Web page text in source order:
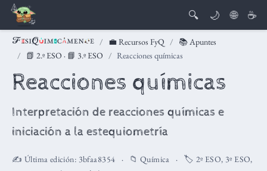
🔍 🌙 🌐 ☕
💼 Recursos FyQ
📚 Apuntes
📗 2.º ESO · 📘 3.º ESO Reacciones químicas
Reacciones químicas
Interpretación de reacciones químicas e
iniciación a la estequiometría
✍️ Última edición: 3bfaa8354 📁 Química 🏷️ 2º ESO, 3º ESO,